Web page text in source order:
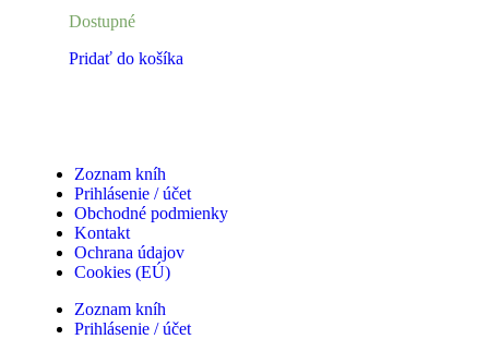
Dostupné
Pridať do košíka
Zoznam kníh
Prihlásenie / účet
Obchodné podmienky
Kontakt
Ochrana údajov
Cookies (EÚ)
Zoznam kníh
Prihlásenie / účet